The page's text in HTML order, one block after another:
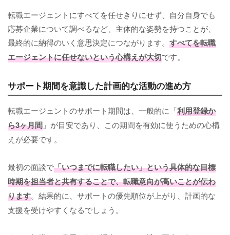
転職エージェントにすべてを任せきりにせず、自分自身でも
応募企業について調べるなど、主体的な姿勢を持つことが、
最終的に納得のいく意思決定につながります。 すべてを転職
エージェントに任せないという心構えが大切です。
サポート期間を意識した計画的な活動の進め方
転職エージェントのサポート期間は、一般的に「利用登録か
ら3ヶ月間 」が目安であり、この期間を有効に使うための心構
えが必要です。
最初の面談で「いつまでに転職したい」という具体的な目標
時期を担当者と共有することで、転職意向が高いことが伝わ
ります。結果的に、サポートの優先順位が上がり、計画的な
支援を受けやすくなるでしょう。